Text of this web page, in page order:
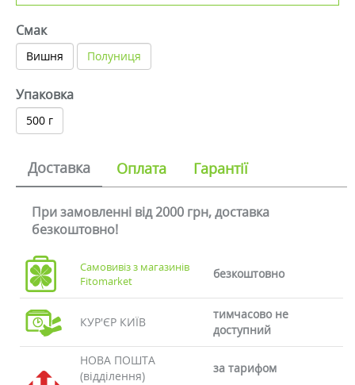
Смак
Вишня Полуниця
Упаковка
500 г
Доставка Оплата Гарантії
При замовленні від 2000 грн, доставка
безкоштовно!
Самовивіз з магазинів
Fitomarket
безкоштовно
КУР'ЄР КИЇВ
тимчасово не
доступний
НОВА ПОШТА
(відділення)
за тарифом